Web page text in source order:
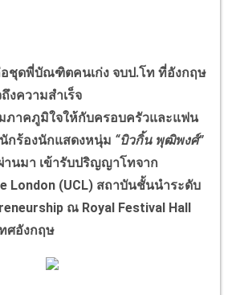
ชุดพี่บัณฑิตคนเก่ง จบป.โท ที่อังกฤษ
งความสำเร็จ
าคภูมิใจให้กับครอบครัวและแฟน
กร้องนักแสดงหนุ่ม “บิวกิ้น พุฒิพงศ์”
านมา เข้ารับปริญญาโทจาก
London (UCL) สถาบันชั้นนำระดับ
ณ Royal Festival Hall
ศอังกฤษ